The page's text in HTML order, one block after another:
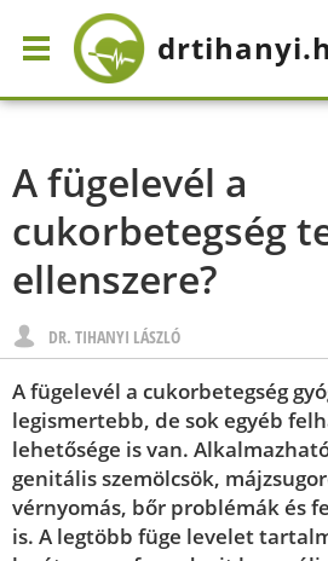
drtihanyi
A fügelevél a
cukorbetegség
ellenszere?
DR. TIHANYI LÁSZLÓ
A fügelevél a cukorbetegség
legismertebb, de sok egyéb
lehetősége is van.
genitális szemölcsök,
vérnyomás, bőr problémák és
is. A legtöbb füge levelet